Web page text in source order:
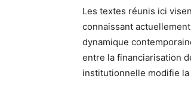
Les textes réunis ici
connaissant
dynamique
entre la financiarisation
institutionnelle modifie la